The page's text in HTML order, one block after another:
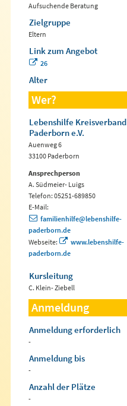
Aufsuchende Beratung
Zielgruppe
Eltern
Link zum Angebot
26
Alter
Wer?
Lebenshilfe Kreisverband
Paderborn e.V.
Auenweg 6
33100 Paderborn
Ansprechperson
A. Südmeier- Luigs
Telefon: 05251-689850
E-Mail:
familienhilfe@lebenshilfe-
paderborn.de
Webseite:
www.lebenshilfe-
paderborn.de
Kursleitung
C. Klein- Ziebell
Anmeldung
Anmeldung erforderlich
-
Anmeldung bis
-
Anzahl der Plätze
-